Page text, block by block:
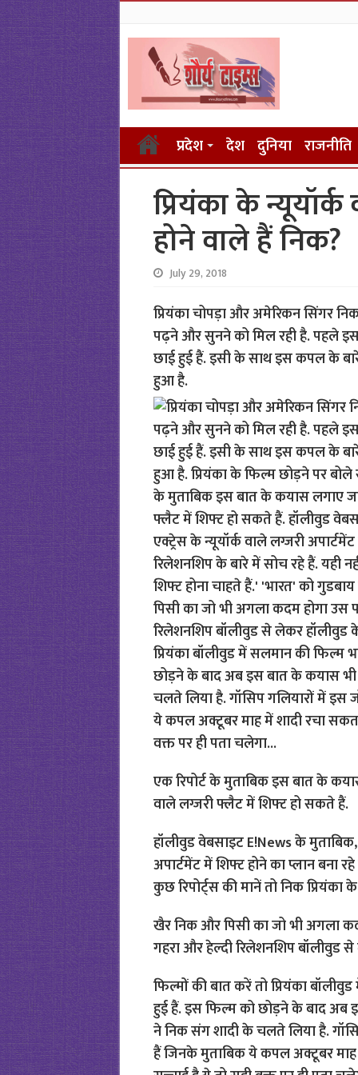
प्रदेश देश दुनिया राजनीति
प्रियंका के
होने वाले हैं निक?
July 29, 2018
प्रियंका चोपड़ा और अमेरिकन सिंगर
पढ़ने और सुनने को मिल रही है. पहले
छाई हुई हैं. इसी के साथ इस कपल के
हुआ है.
एक रिपोर्ट के मुताबिक इस बात के
वाले लग्जरी फ्लैट में शि‍फ्ट हो सकते हैं.
हॉलीवुड वेबसाइट E!News के
अपार्टमेंट में शि‍फ्ट होने का प्लान बना
कुछ रिपोर्ट्स की मानें तो निक प्र‍ियंका
खैर निक और पिसी का जो भी अगला
गहरा और हेल्दी रिलेशनशि‍प बॉलीवुड
फिल्मों की बात करें तो प्रियंका
हुई हैं. इस फिल्म को छोड़ने के बाद अब
ने निक संग शादी के चलते लिया है.
हैं जिनके मुताबिक ये कपल अक्टूबर